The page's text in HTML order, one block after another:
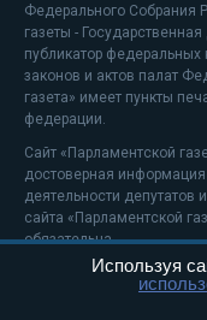
Федерального Собрания
газеты -
публикатор
законов и актов палат
газета» имеет пункты
федерации.
Сайт «Парламентской
достоверная
деятельности депутатов
сайта «Парламентской
обязательна.
На информационном
Положение о защите
Используя